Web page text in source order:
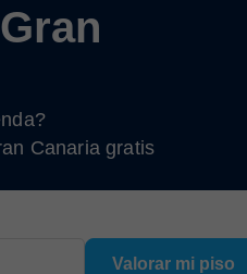
Canaria gratis
Valorar mi piso